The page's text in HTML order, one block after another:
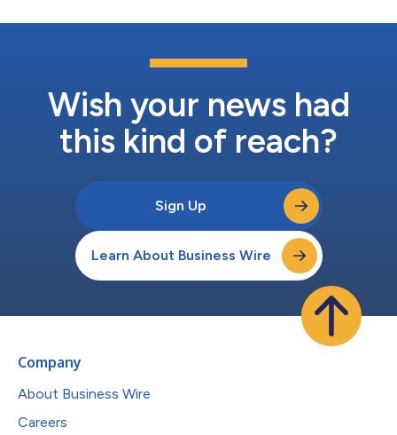
Wish your news had
this kind of reach?
Sign Up
Learn About Business Wire
Company
About Business Wire
Careers